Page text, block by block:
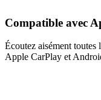
Compatible avec
Écoutez aisément toutes
Apple CarPlay et